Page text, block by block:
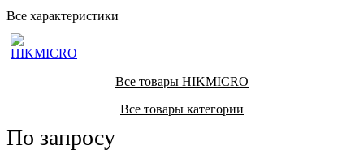
Все характеристики
Все товары HIKMICRO
Все товары категории
По запросу